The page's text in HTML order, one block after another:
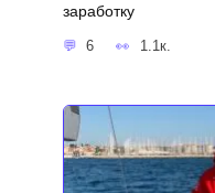
заработку
6 1.1к.